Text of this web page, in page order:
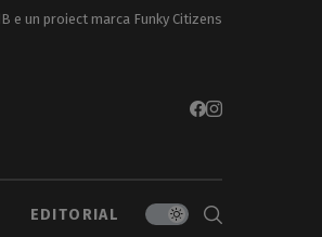
e un proiect marca Funky Citizens
EDITORIAL